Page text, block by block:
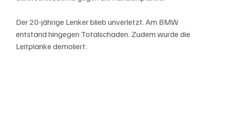
Der 20-jährige Lenker blieb unverletzt. Am BMW
entstand hingegen Totalschaden. Zudem wurde die
Leitplanke demoliert.